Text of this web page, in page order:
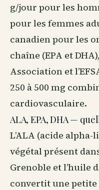
g/jour pour les
pour les femmes
canadien pour les
chaîne (EPA et
Association et
250 à 500 mg
cardiovasculaire.
ALA, EPA, DHA —
L’ALA (acide
végétal présent
Grenoble et l’huile
convertit une petite